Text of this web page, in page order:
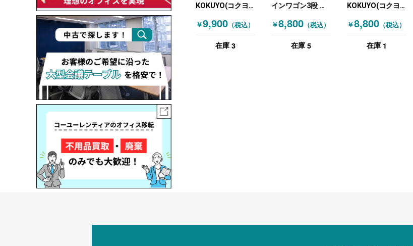
KOKUYO(コクヨ)
ワイト
￥9,900 （税込）
在庫 3
インワゴン3段 ニ
￥8,800（税込）
在庫 5
KOKUYO(コクヨ)
ルバー
￥8,800（税込）
在庫 1